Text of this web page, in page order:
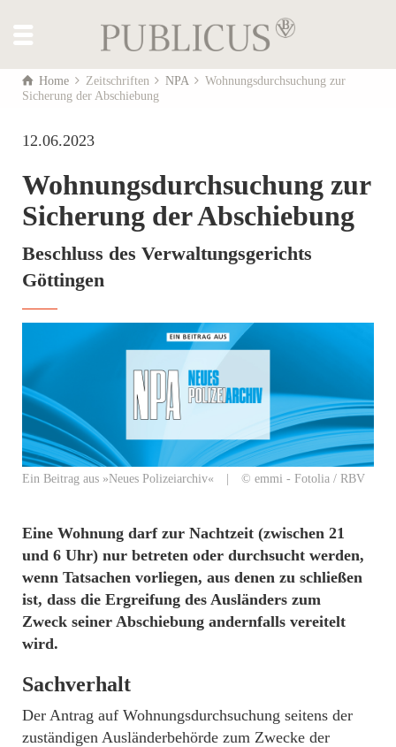
Home Zeitschriften NPA
Wohnungsdurchsuchung zur
Sicherung der Abschiebung
12.06.2023
Wohnungsdurchsuchung zur
Sicherung der Abschiebung
Beschluss des Verwaltungsgerichts
Göttingen
Ein Beitrag aus »Neues Polizeiarchiv« | © emmi - Fotolia / RBV
Eine Wohnung darf zur Nachtzeit (zwischen 21
und 6 Uhr) nur betreten oder durchsucht werden,
wenn Tatsachen vorliegen, aus denen zu schließen
ist, dass die Ergreifung des Ausländers zum
Zweck seiner Abschiebung andernfalls vereitelt
wird.
Sachverhalt
Der Antrag auf Wohnungsdurchsuchung seitens der
zuständigen Ausländerbehörde zum Zwecke der